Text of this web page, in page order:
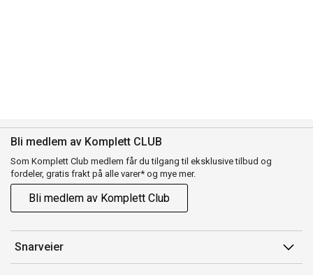
Bli medlem av Komplett CLUB
Som Komplett Club medlem får du tilgang til eksklusive tilbud og
fordeler, gratis frakt på alle varer* og mye mer.
Bli medlem av Komplett Club
Snarveier